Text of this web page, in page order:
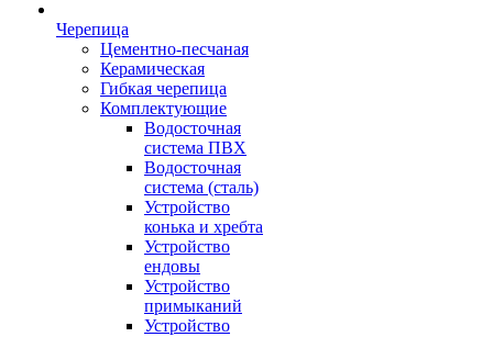
Черепица
Цементно-песчаная
Керамическая
Гибкая черепица
Комплектующие
Водосточная
система ПВХ
Водосточная
система (сталь)
Устройство
конька и хребта
Устройство
ендовы
Устройство
примыканий
Устройство